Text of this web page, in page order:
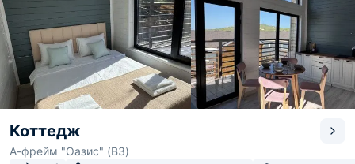
Коттедж
А-фрейм "Оазис" (B3)